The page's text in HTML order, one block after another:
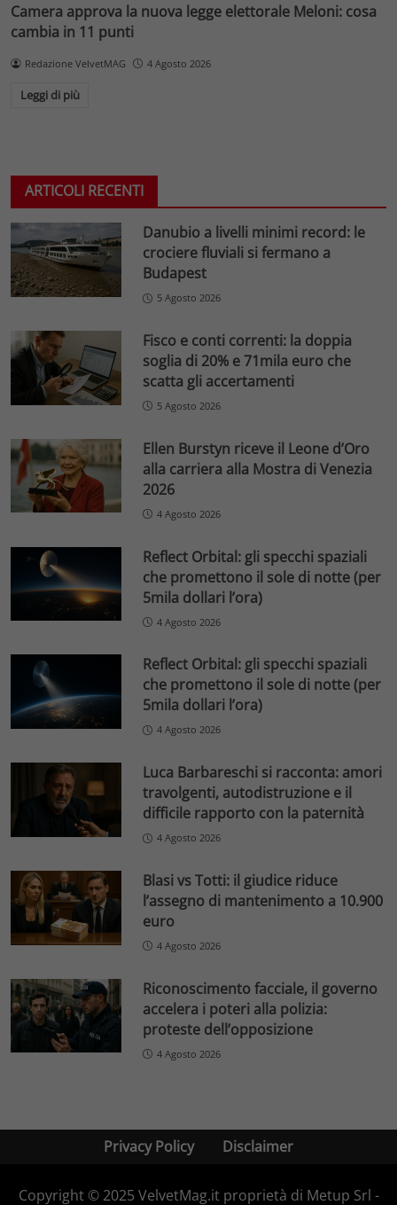
Camera approva la nuova legge elettorale Meloni: cosa
cambia in 11 punti
Redazione VelvetMAG 4 Agosto 2026
Leggi di più
ARTICOLI RECENTI
Danubio a livelli minimi record: le
crociere fluviali si fermano a
Budapest
5 Agosto 2026
Fisco e conti correnti: la doppia
soglia di 20% e 71mila euro che
scatta gli accertamenti
5 Agosto 2026
Ellen Burstyn riceve il Leone d’Oro
alla carriera alla Mostra di Venezia
2026
4 Agosto 2026
Reflect Orbital: gli specchi spaziali
che promettono il sole di notte (per
5mila dollari l’ora)
4 Agosto 2026
Reflect Orbital: gli specchi spaziali
che promettono il sole di notte (per
5mila dollari l’ora)
4 Agosto 2026
Luca Barbareschi si racconta: amori
travolgenti, autodistruzione e il
difficile rapporto con la paternità
4 Agosto 2026
Blasi vs Totti: il giudice riduce
l’assegno di mantenimento a 10.900
euro
4 Agosto 2026
Riconoscimento facciale, il governo
accelera i poteri alla polizia:
proteste dell’opposizione
4 Agosto 2026
Privacy Policy Disclaimer
Copyright © 2025 VelvetMag.it proprietà di Metup Srl -